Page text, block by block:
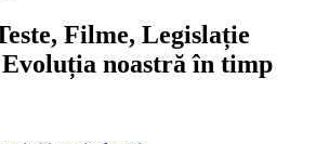
Filme, Legislație
noastră în timp